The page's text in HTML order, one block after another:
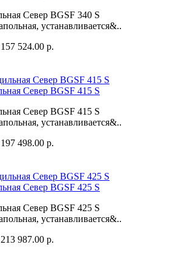
Север BGSF 340 S
устанавливается&..
524.00 р.
Север BGSF 415 S
Север BGSF 415 S
устанавливается&..
498.00 р.
Север BGSF 425 S
Север BGSF 425 S
устанавливается&..
987.00 р.